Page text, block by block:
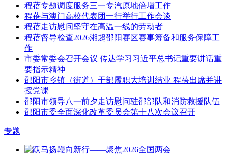
程蓓专题调度服务三一专汽原地倍增工作
程蓓与澳门高校代表团一行举行工作会谈
程蓓走访慰问坚守在高温一线的劳动者
程蓓督导检查2026湘超邵阳赛区赛事筹备和服务保障工
作
市委常委会召开会议 传达学习习近平总书记重要讲话重
要指示精神
邵阳市乡镇（街道）干部履职大培训结业 程蓓出席并讲
授党课
邵阳市领导八一前夕走访慰问驻邵部队和消防救援队伍
邵阳市委全面深化改革委员会第十八次会议召开
专题